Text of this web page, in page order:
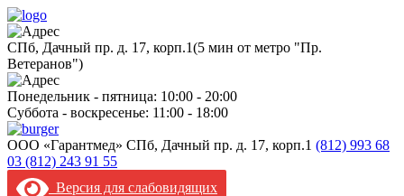
CПб, Дачный пр. д. 17, корп.1(5 мин от метро "Пр.
Ветеранов")
Понедельник - пятница: 10:00 - 20:00
Суббота - воскресенье: 11:00 - 18:00
ООО «Гарантмед» CПб, Дачный пр. д. 17, корп.1 (812) 993 68
03 (812) 243 91 55
Версия для слабовидящих